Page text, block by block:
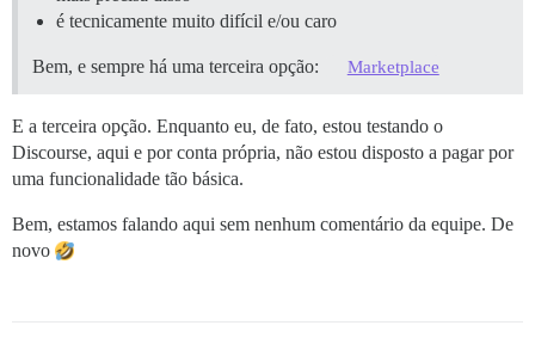
é tecnicamente muito difícil e/ou caro
Bem, e sempre há uma terceira opção: Marketplace
E a terceira opção. Enquanto eu, de fato, estou testando o
Discourse, aqui e por conta própria, não estou disposto a pagar por
uma funcionalidade tão básica.
Bem, estamos falando aqui sem nenhum comentário da equipe. De
novo